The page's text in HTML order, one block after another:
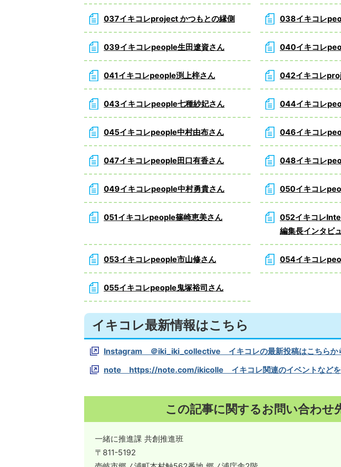
037イキコレproject かつもとの縁側 038イキコレ
039イキコレpeople生田遼資さん 040イキコレ
041イキコレpeople渕上梓さん 042イキコレ
043イキコレpeople七種紗妃さん 044イキコレ
045イキコレpeople中村由布さん 046イキコレ
047イキコレpeople田口有香さん 048イキコレ
049イキコレpeople中村勇貴さん 050イキコレ
051イキコレpeople篠崎恵美さん
052イキコレ
編集長インタビ
053イキコレpeople市山修さん 054イキコレ
055イキコレpeople鬼塚裕司さん
イキコレ最新情報はこちら
Instagram ＠iki_iki_collective イキコレの最新投稿はこちらか
note https://note.com/ikicolle イキコレ関連のイベントなどを
この記事に関するお問い合わせ
一緒に推進課 共創推進班
〒811-5192